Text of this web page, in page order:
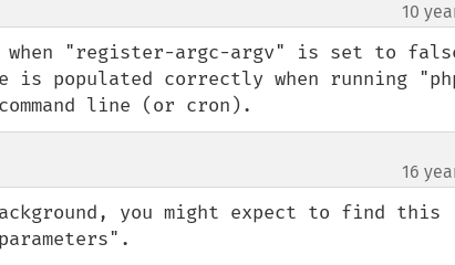
10
when "register-argc-argv" is set to
is populated correctly when running
line (or cron).
16
you might expect to find this